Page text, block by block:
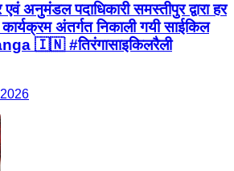
अनुमंडल पदाधिकारी समस्तीपुर द्वारा हर
अंतर्गत निकाली गयी साईकिल
🇮🇳 #तिरंगासाइकिलरैली